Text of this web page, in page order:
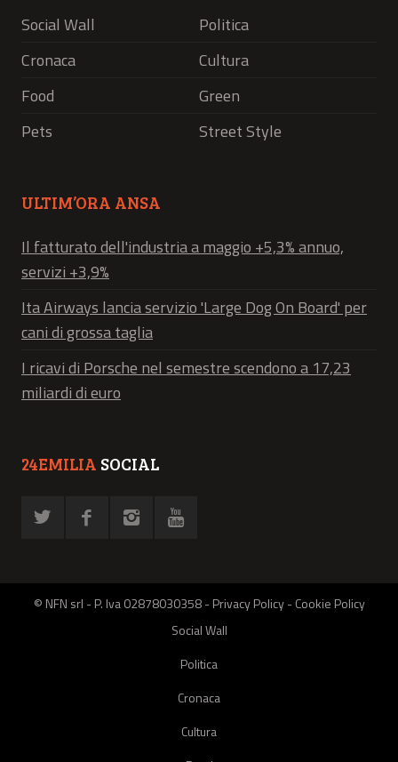
Social Wall
Politica
Cronaca
Cultura
Food
Green
Pets
Street Style
ULTIM’ORA ANSA
Il fatturato dell'industria a maggio +5,3% annuo,
servizi +3,9%
Ita Airways lancia servizio 'Large Dog On Board' per
cani di grossa taglia
I ricavi di Porsche nel semestre scendono a 17,23
miliardi di euro
24EMILIA SOCIAL
© NFN srl - P. Iva 02878030358 -Privacy Policy-Cookie Policy
Social Wall
Politica
Cronaca
Cultura